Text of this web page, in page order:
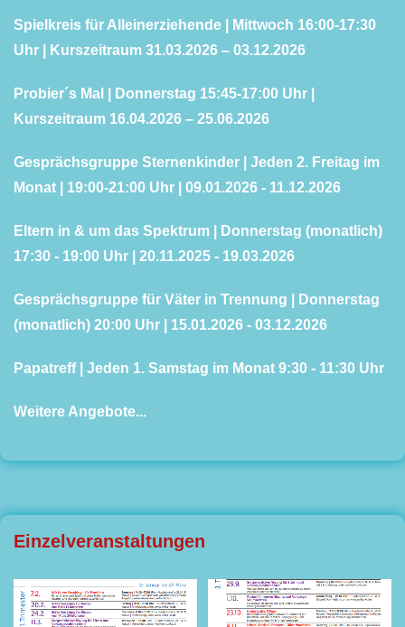
Spielkreis für Alleinerziehende | Mittwoch 16:00-17:30
Uhr | Kurszeitraum 31.03.2026 – 03.12.2026
Probier´s Mal | Donnerstag 15:45-17:00 Uhr |
Kurszeitraum 16.04.2026 – 25.06.2026
Gesprächsgruppe Sternenkinder | Jeden 2. Freitag im
Monat | 19:00-21:00 Uhr | 09.01.2026 - 11.12.2026
Eltern in & um das Spektrum | Donnerstag (monatlich)
17:30 - 19:00 Uhr | 20.11.2025 - 19.03.2026
Gesprächsgruppe für Väter in Trennung | Donnerstag
(monatlich) 20:00 Uhr | 15.01.2026 - 03.12.2026
Papatreff | Jeden 1. Samstag im Monat 9:30 - 11:30 Uhr
Weitere Angebote...
Einzelveranstaltungen